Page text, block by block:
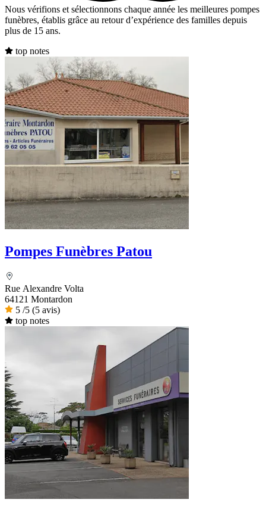
Nous vérifions et sélectionnons chaque année les meilleures pompes
funèbres, établis grâce au retour d’expérience des familles depuis
plus de 15 ans.
top notes
Pompes Funèbres Patou
Rue Alexandre Volta
64121 Montardon
5 /5 (5 avis)
top notes